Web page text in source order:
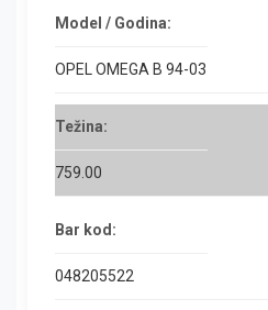
Model / Godina:
OPEL OMEGA B 94-03
Težina:
759.00
Bar kod:
048205522